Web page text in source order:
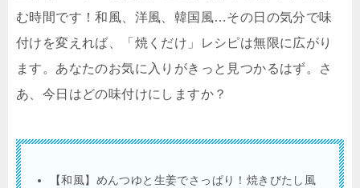
む時間です！和風、洋風、韓国風…その日の気分で味
付けを変えれば、「焼くだけ」レシピは無限に広がり
ます。あなたのお気に入りがきっと見つかるはず。さ
あ、今日はどの味付けにしますか？
【和風】めんつゆと生姜でさっぱり！焼きびたし風